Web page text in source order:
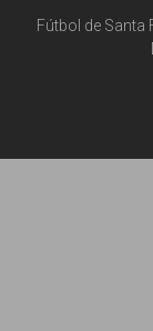
Fútbol de Santa